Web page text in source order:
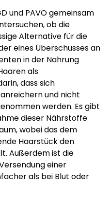
und PAVO gemeinsam
ob die
Alternative für die
eines Überschusses an
in der Nahrung
als
dass sich
und nicht
werden. Es gibt
dieser Nährstoffe
wobei das dem
Haarstück den
Außerdem ist die
einer
als bei Blut oder